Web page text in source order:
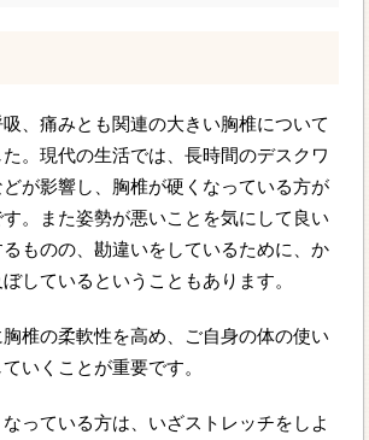
、痛みとも関連の大きい胸椎について
。現代の生活では、長時間のデスクワ
が影響し、胸椎が硬くなっている方が
。また姿勢が悪いことを気にして良い
ものの、勘違いをしているために、か
しているということもあります。
椎の柔軟性を高め、ご自身の体の使い
いくことが重要です。
っている方は、いざストレッチをしよ